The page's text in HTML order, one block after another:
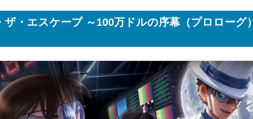
・エスケープ ～100万ドルの序幕（プロローグ）